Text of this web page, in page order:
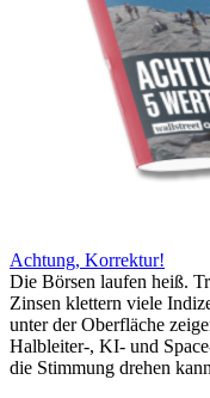
Achtung, Korrektur!
Die Börsen laufen heiß.
Zinsen klettern viele
unter der Oberfläche
Halbleiter-, KI- und
die Stimmung drehen